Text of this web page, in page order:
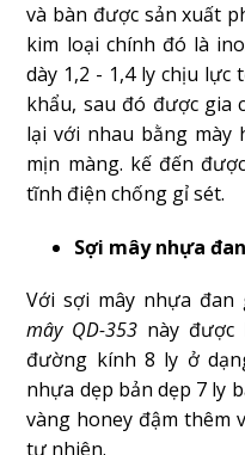
và bàn được sản xuất
kim loại chính đó là
dày 1,2 - 1,4 ly chịu
khẩu, sau đó được gia
lại với nhau bằng mày
mịn màng. kế đến
tĩnh điện chống gỉ sét.
Sợi mây nhựa
Với sợi mây nhựa đan
mây QD-353 này
đường kính 8 ly ở
nhựa dẹp bản dẹp 7 ly
vàng honey đậm thêm
tự nhiên.